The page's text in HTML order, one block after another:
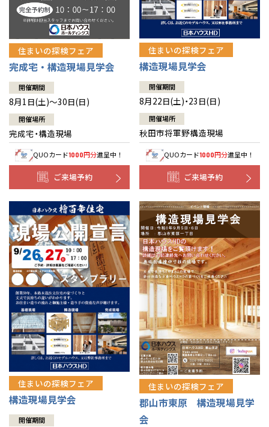
住まいの探検フェア
完成宅・構造現場見学会
開催期間
8月1日(土)～30日(日)
開催場所
完成宅・構造現場
QUOカード1000円分進呈中！
ご来場予約
住まいの探検フェア
構造現場見学会
開催期間
8月22日(土)・23日(日)
開催場所
秋田市将軍野構造現場
QUOカード1000円分進呈中！
ご来場予約
住まいの探検フェア
構造現場見学会
開催期間
住まいの探検フェア
郡山市東原 構造現場見学
会
山口
徳島
高知
鹿児島
長崎
沖縄